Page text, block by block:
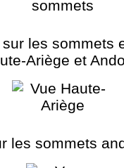
sur les sommets
Ariège et
les sommets